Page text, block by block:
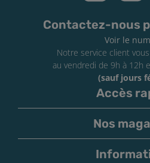
Contactez-nous
Voir le
Notre service client
au vendredi de 9h à 12h
(sauf jours
Accès
Nos